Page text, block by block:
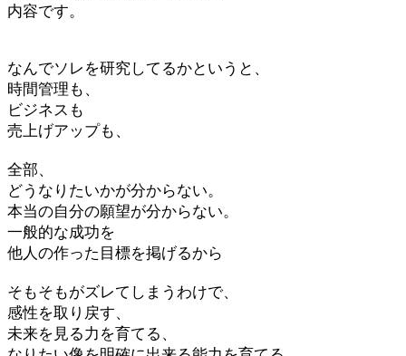
内容です。
なんでソレを研究してるかというと、
時間管理も、
ビジネスも
売上げアップも、
全部、
どうなりたいかが分からない。
本当の自分の願望が分からない。
一般的な成功を
他人の作った目標を掲げるから
そもそもがズレてしまうわけで、
感性を取り戻す、
未来を見る力を育てる、